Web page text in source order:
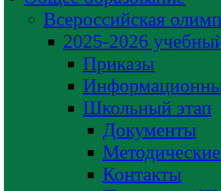
Всероссийская
2025-2026
Приказы
Школьный этап
Документы
Контакты